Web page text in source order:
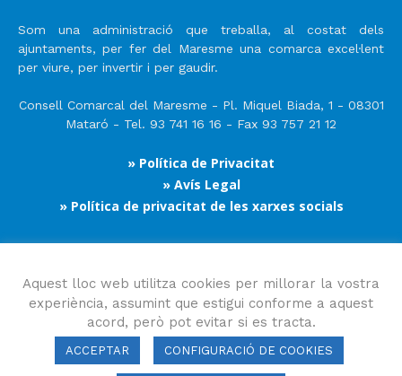
Som una administració que treballa, al costat dels
ajuntaments, per fer del Maresme una comarca excel·lent
per viure, per invertir i per gaudir.
Consell Comarcal del Maresme - Pl. Miquel Biada, 1 - 08301
Mataró - Tel. 93 741 16 16 - Fax 93 757 21 12
» Política de Privacitat
» Avís Legal
» Política de privacitat de les xarxes socials
Segueix-nos
Aquest lloc web utilitza cookies per millorar la vostra
experiència, assumint que estigui conforme a aquest
acord, però pot evitar si es tracta.
ACCEPTAR CONFIGURACIÓ DE COOKIES